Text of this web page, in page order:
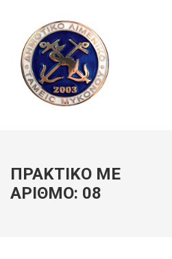
ΠΡΑΚΤΙΚΟ ΜΕ
ΑΡΙΘΜΟ: 08